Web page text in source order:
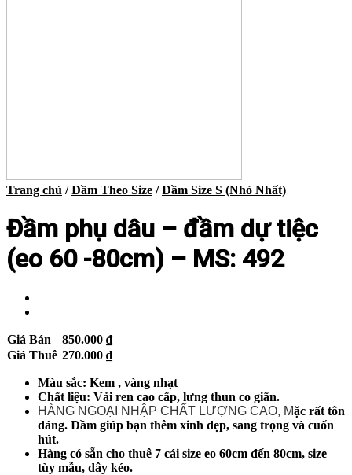
Trang chủ / Đầm Theo Size / Đầm Size S (Nhỏ Nhất)
Đầm phụ dâu – đầm dự tiệc
(eo 60 -80cm) – MS: 492
Giá Bán 850.000 ₫
Giá Thuê 270.000 ₫
Màu sắc: Kem , vàng nhạt
Chất liệu: Vải ren cao cấp, lưng thun co giãn.
HÀNG NGOẠI NHẬP CHẤT LƯỢNG CAO, Mặc rất tôn
dáng. Đầm giúp bạn thêm xinh đẹp, sang trọng và cuốn
hút.
Hàng có sẵn cho thuê 7 cái size eo 60cm đến 80cm, size
tùy mẫu, dây kéo.